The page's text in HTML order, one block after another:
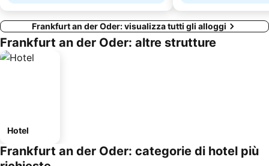
Frankfurt an der Oder: visualizza tutti gli alloggi
Frankfurt an der Oder: altre strutture
Hotel
Frankfurt an der Oder: categorie di hotel più